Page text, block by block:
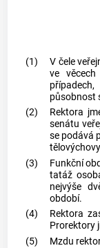
(1)
V čele
ve
působnost
(2)
Rektora
senátu
se podává
(3)
Funkční
tatáž
nejvýše
období.
(4)
Rektora
Prorektory
(5)
Mzdu